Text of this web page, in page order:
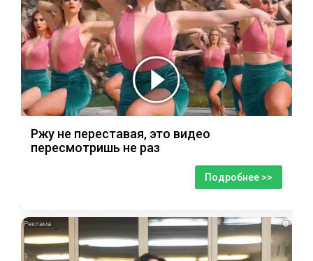
Ржу не переставая, это видео
пересмотришь не раз
Подробнее >>
i